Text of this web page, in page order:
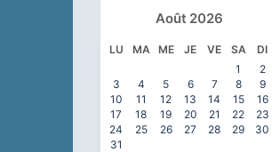
Août 2026
LU MA ME JE VE SA
DI
1
2
3
4 5 6 7 8
9
10
11 12 13 14 15
16
17
18 19 20 21 22
23
24
25 26 27 28 29
30
31